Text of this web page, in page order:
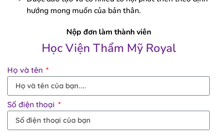
hướng mong muốn của bản thân.
Nộp đơn làm thành viên
Học Viện Thẩm Mỹ Royal
Họ và tên
Số điện thoại